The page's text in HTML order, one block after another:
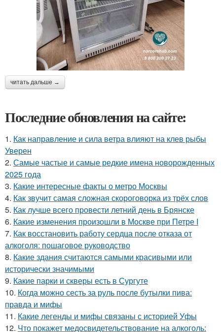
читать дальше →
Последние обновления на сайте:
1. Как направление и сила ветра влияют на клев рыбы
Уверен
2. Самые частые и самые редкие имена новорожденных
2025 года
3. Какие интересные факты о метро Москвы
4. Как звучит самая сложная скороговорка из трёх слов
5. Как лучше всего провести летний день в Брянске
6. Какие изменения произошли в Москве при Петре I
7. Как восстановить работу сердца после отказа от
алкоголя: пошаговое руководство
8. Какие здания считаются самыми красивыми или
исторически значимыми
9. Какие парки и скверы есть в Сургуте
10. Когда можно сесть за руль после бутылки пива:
правда и мифы
11. Какие легенды и мифы связаны с историей Уфы
12. Что покажет медосвидетельствование на алкоголь: